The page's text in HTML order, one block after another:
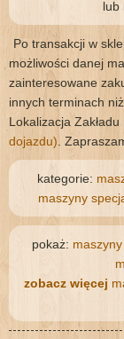
lub
Po transakcji w
możliwości danej
zainteresowane
innych terminach
Lokalizacja
dojazdu) .
kategorie:
maszyny
pokaż: maszyny
zobacz więcej